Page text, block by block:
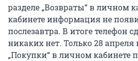
разделе „Возвраты“ в личном
кабинете информация не
послезавтра. В итоге телефон
никаких нет. Только 28 апреля
„Покупки“ в личном кабинете